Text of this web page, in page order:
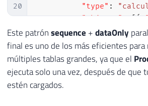
20
21
22
23
24
26
"type" :
"objects": [{
}
}
]
}
}
Este patrónsequence +dataOnly
final es uno de los más eficientes para
múltiples tablas grandes, ya que el
ejecuta solo una vez, después de que
estén cargados.